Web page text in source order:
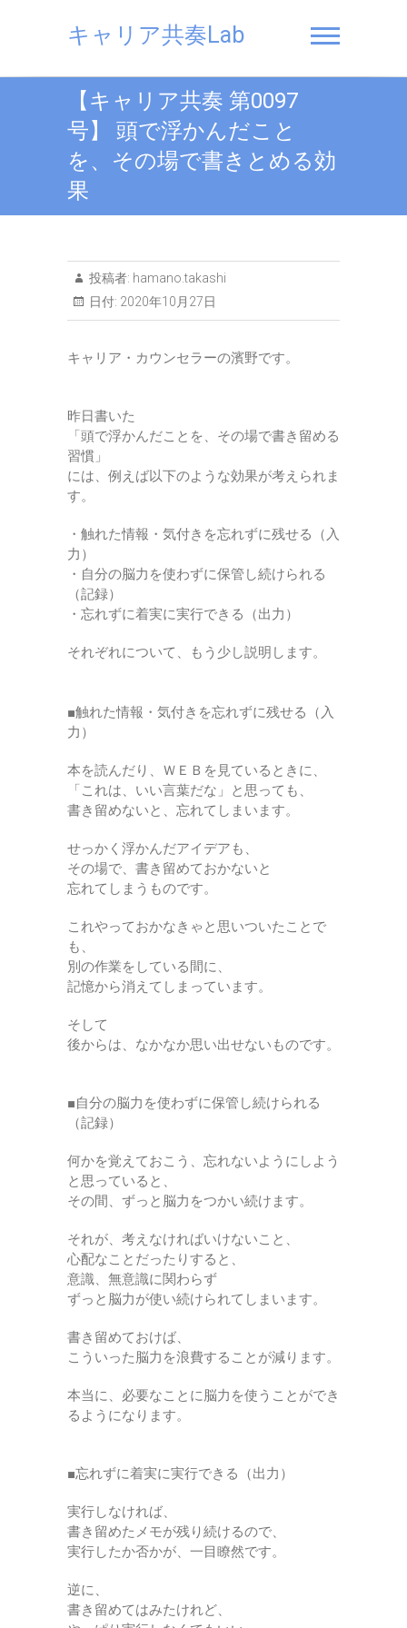
キャリア共奏Lab
【キャリア共奏 第0097
号】 頭で浮かんだこと
を、その場で書きとめる効
果
投稿者: hamano.takashi
日付: 2020年10月27日
キャリア・カウンセラーの濱野です。
昨日書いた
「頭で浮かんだことを、その場で書き留める
習慣」
には、例えば以下のような効果が考えられま
す。
・触れた情報・気付きを忘れずに残せる（入
力）
・自分の脳力を使わずに保管し続けられる
（記録）
・忘れずに着実に実行できる（出力）
それぞれについて、もう少し説明します。
■触れた情報・気付きを忘れずに残せる（入
力）
本を読んだり、ＷＥＢを見ているときに、
「これは、いい言葉だな」と思っても、
書き留めないと、忘れてしまいます。
せっかく浮かんだアイデアも、
その場で、書き留めておかないと
忘れてしまうものです。
これやっておかなきゃと思いついたことで
も、
別の作業をしている間に、
記憶から消えてしまっています。
そして
後からは、なかなか思い出せないものです。
■自分の脳力を使わずに保管し続けられる
（記録）
何かを覚えておこう、忘れないようにしよう
と思っていると、
その間、ずっと脳力をつかい続けます。
それが、考えなければいけないこと、
心配なことだったりすると、
意識、無意識に関わらず
ずっと脳力が使い続けられてしまいます。
書き留めておけば、
こういった脳力を浪費することが減ります。
本当に、必要なことに脳力を使うことができ
るようになります。
■忘れずに着実に実行できる（出力）
実行しなければ、
書き留めたメモが残り続けるので、
実行したか否かが、一目瞭然です。
逆に、
書き留めてはみたけれど、